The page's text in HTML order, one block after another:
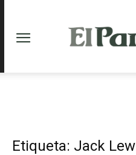
Etiqueta: Jack Lew